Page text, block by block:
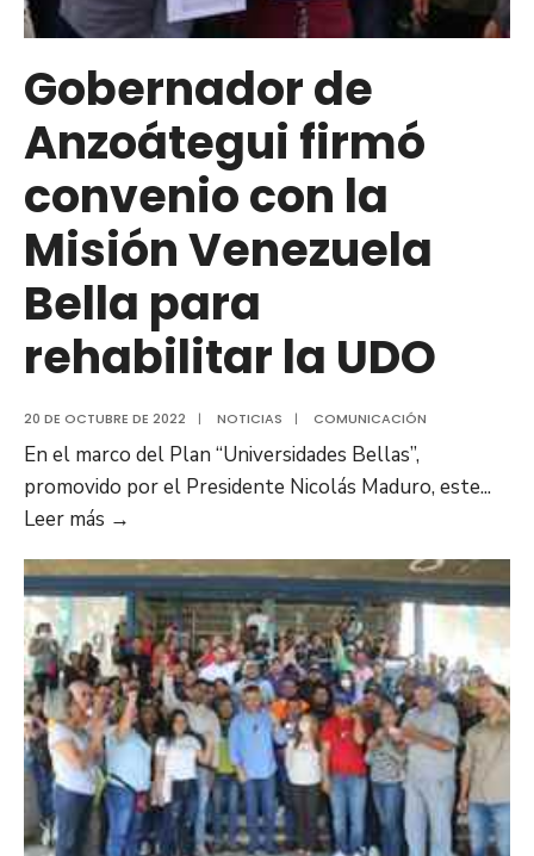
Gobernador de
Anzoátegui firmó
convenio con la
Misión Venezuela
Bella para
rehabilitar la UDO
20 DE OCTUBRE DE 2022 | NOTICIAS | COMUNICACIÓN
En el marco del Plan “Universidades Bellas”,
promovido por el Presidente Nicolás Maduro, este...
Leer más →
Anzoátegui
firmó
convenio
con
la
Misión
Venezuela
Bella
para